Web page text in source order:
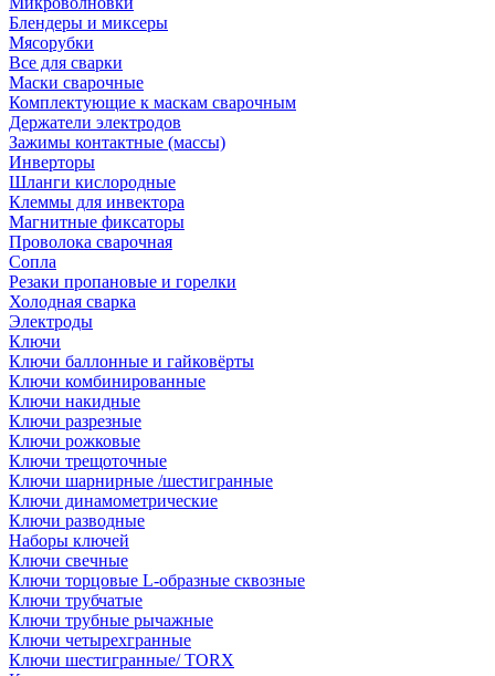
Блендеры и миксеры
Мясорубки
Все для сварки
Маски сварочные
Комплектующие к маскам сварочным
Держатели электродов
Зажимы контактные (массы)
Инверторы
Шланги кислородные
Клеммы для инвектора
Магнитные фиксаторы
Проволока сварочная
Сопла
Резаки пропановые и горелки
Холодная сварка
Электроды
Ключи
Ключи баллонные и гайковёрты
Ключи комбинированные
Ключи накидные
Ключи разрезные
Ключи рожковые
Ключи трещоточные
Ключи шарнирные /шестигранные
Ключи динамометрические
Ключи разводные
Наборы ключей
Ключи свечные
Ключи торцовые L-образные сквозные
Ключи трубчатые
Ключи трубные рычажные
Ключи четырехгранные
Ключи шестигранные/ TORX